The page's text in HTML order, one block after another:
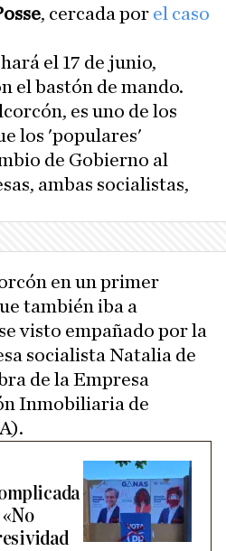
, cercada por el caso
el 17 de junio,
el bastón de mando.
es uno de los
los 'populares'
de Gobierno al
ambas socialistas,
en un primer
también iba a
visto empañado por la
socialista Natalia de
de la Empresa
Inmobiliaria de